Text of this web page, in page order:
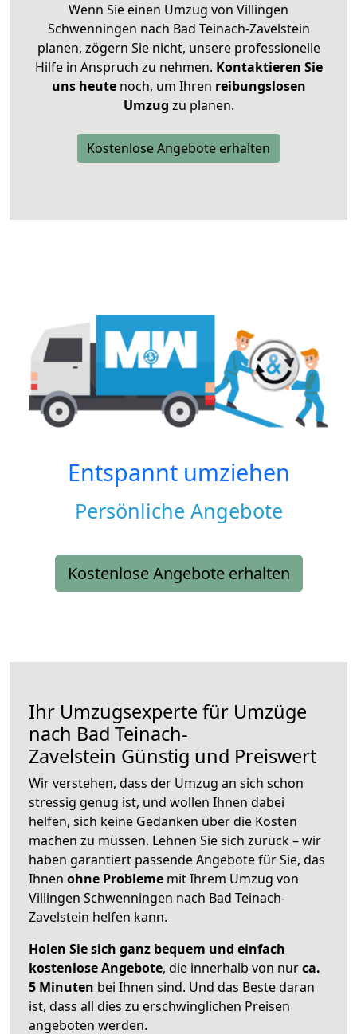
Wenn Sie einen Umzug von Villingen
Schwenningen nach Bad Teinach-Zavelstein
planen, zögern Sie nicht, unsere professionelle
Hilfe in Anspruch zu nehmen. Kontaktieren Sie
uns heutenoch, um Ihren reibungslosen
Umzug zu planen.
Kostenlose Angebote erhalten
Entspannt umziehen
Persönliche Angebote
Kostenlose Angebote erhalten
Ihr Umzugsexperte für Umzüge
nach Bad Teinach-
Zavelstein Günstig und Preiswert
Wir verstehen, dass der Umzug an sich schon
stressig genug ist, und wollen Ihnen dabei
helfen, sich keine Gedanken über die Kosten
machen zu müssen. Lehnen Sie sich zurück – wir
haben garantiert passende Angebote für Sie, das
Ihnen ohne Probleme mit Ihrem Umzug von
Villingen Schwenningen nach Bad Teinach-
Zavelstein helfen kann.
Holen Sie sich ganz bequem und einfach
kostenlose Angebote, die innerhalb von nurca.
5 Minuten bei Ihnen sind. Und das Beste daran
ist, dass all dies zu erschwinglichen Preisen
angeboten werden.